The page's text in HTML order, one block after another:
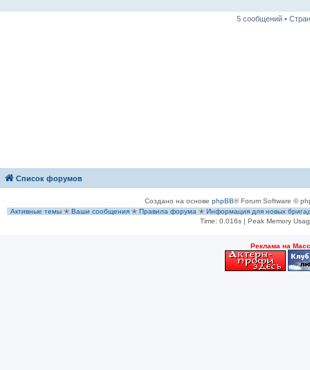
5 сообщений •
Список форумов
Создано на основе phpBB® Forum Software ©
Активные темы ✭ Ваши сообщения ✭ Правила форума ✭ Информация для новых
Time: 0.016s| Peak Memory
Рeклама на